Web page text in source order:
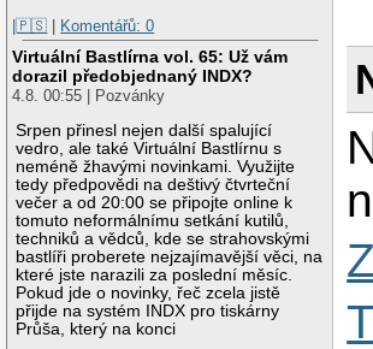
|🇵🇸 | Komentářů: 0
Virtuální Bastlírna vol. 65: Už vám
dorazil předobjednaný INDX?
4.8. 00:55 | Pozvánky
Srpen přinesl nejen další spalující
vedro, ale také Virtuální Bastlírnu s
neméně žhavými novinkami. Využijte
tedy předpovědi na deštivý čtvrteční
večer a od 20:00 se připojte online k
tomuto neformálnímu setkání kutilů,
techniků a vědců, kde se strahovskými
bastlíři proberete nejzajímavější věci, na
které jste narazili za poslední měsíc.
Pokud jde o novinky, řeč zcela jistě
přijde na systém INDX pro tiskárny
Průša, který na konci